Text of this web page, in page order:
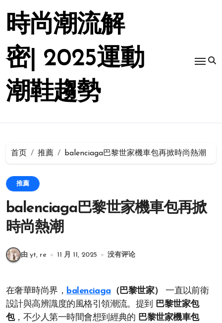
時尚潮流解
密| 2025運動
潮鞋趨勢
首页 推薦 balenciaga巴黎世家機車包再掀時尚熱潮
推薦
balenciaga巴黎世家機車包再掀
時尚熱潮
由 yt, re 11 月 11, 2025 没有评论
在奢華時尚界， balenciaga （巴黎世家）
一直以前衛
設計與高辨識度的風格引領潮流。提到 巴黎世家包
包，不少人第一時間會想到經典的 巴黎世家機車包